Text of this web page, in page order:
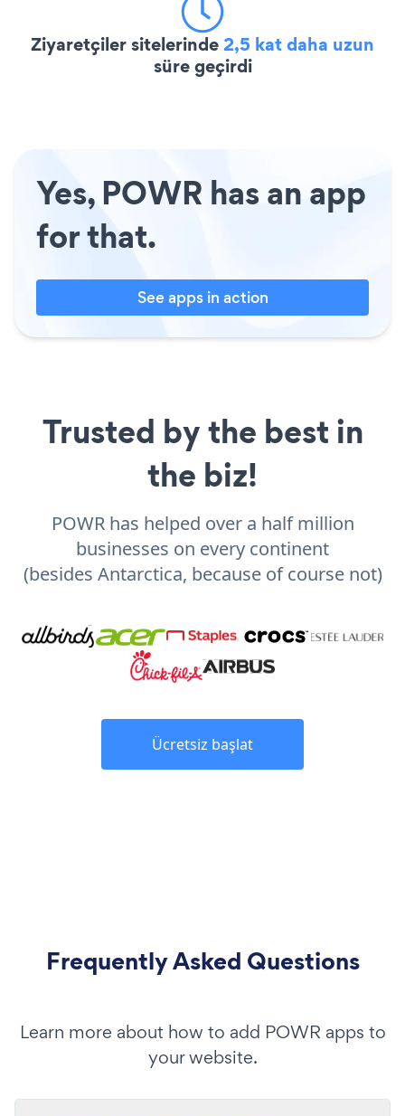
Ziyaretçiler sitelerinde2,5 kat daha uzun
süre geçirdi
Yes, POWR has an app
for that.
See apps in action
Trusted by the best in
the biz!
POWR has helped over a half million
businesses on every continent
(besides Antarctica, because of course not)
Ücretsiz başlat
Frequently Asked Questions
Learn more about how to add POWR apps to
your website.